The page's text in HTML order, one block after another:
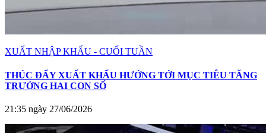
XUẤT NHẬP KHẨU - CUỐI TUẦN
THÚC ĐẨY XUẤT KHẨU HƯỚNG TỚI MỤC TIÊU TĂNG
TRƯỞNG HAI CON SỐ
21:35 ngày 27/06/2026